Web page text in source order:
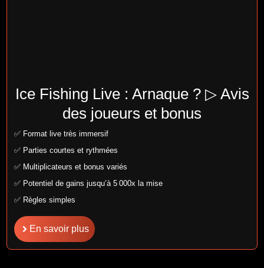
Ice Fishing Live : Arnaque ? ▷ Avis
des joueurs et bonus
✅ Format live très immersif
✅ Parties courtes et rythmées
✅ Multiplicateurs et bonus variés
✅ Potentiel de gains jusqu’à 5 000x la mise
✅ Règles simples
En savoir plus